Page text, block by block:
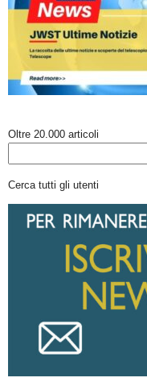
Oltre 20.000 articoli
Cerca tutti gli utenti